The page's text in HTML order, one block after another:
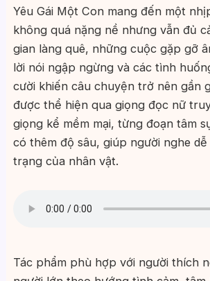
Yêu Gái Một Con mang đến một
không quá nặng nề nhưng vẫn đủ
gian làng quê, những cuộc gặp gỡ
lời nói ngập ngừng và các tình
cười khiến câu chuyện trở nên gần
được thể hiện qua giọng đọc nữ
giọng kể mềm mại, từng đoạn tâm
có thêm độ sâu, giúp người nghe
trạng của nhân vật.
Tác phẩm phù hợp với người thích